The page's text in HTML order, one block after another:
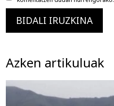
Azken artikuluak